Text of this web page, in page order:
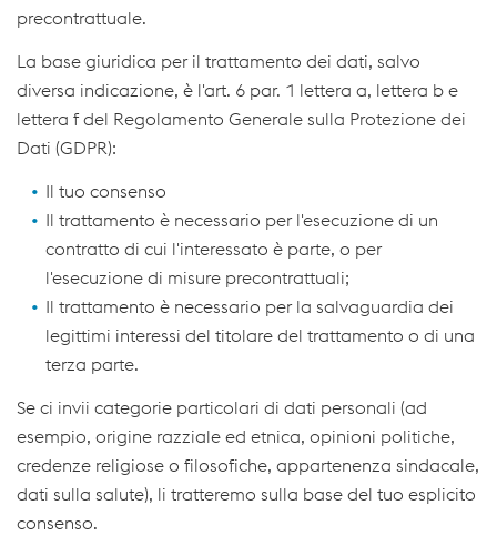
precontrattuale.
La base giuridica per il trattamento dei dati, salvo
diversa indicazione, è l'art. 6 par. 1 lettera a, lettera b e
lettera f del Regolamento Generale sulla Protezione dei
Dati (GDPR):
Il tuo consenso
Il trattamento è necessario per l'esecuzione di un
contratto di cui l'interessato è parte, o per
l'esecuzione di misure precontrattuali;
Il trattamento è necessario per la salvaguardia dei
legittimi interessi del titolare del trattamento o di una
terza parte.
Se ci invii categorie particolari di dati personali (ad
esempio, origine razziale ed etnica, opinioni politiche,
credenze religiose o filosofiche, appartenenza sindacale,
dati sulla salute), li tratteremo sulla base del tuo esplicito
consenso.